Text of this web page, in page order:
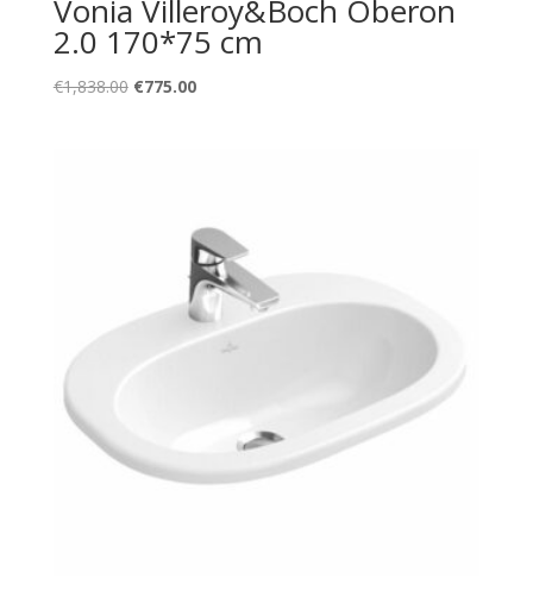
Vonia Villeroy&Boch Oberon
2.0 170*75 cm
€1,838.00 Original
€775.00Current